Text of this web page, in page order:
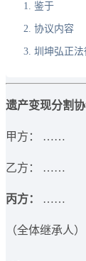
鉴于
协议内容
圳坤弘正法
遗产变现分割
甲方：​ ……
乙方：​ ……
丙方： ​ ……
（全体继承人